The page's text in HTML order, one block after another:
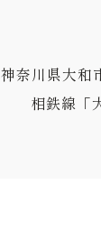
神奈川県大和
相鉄線「